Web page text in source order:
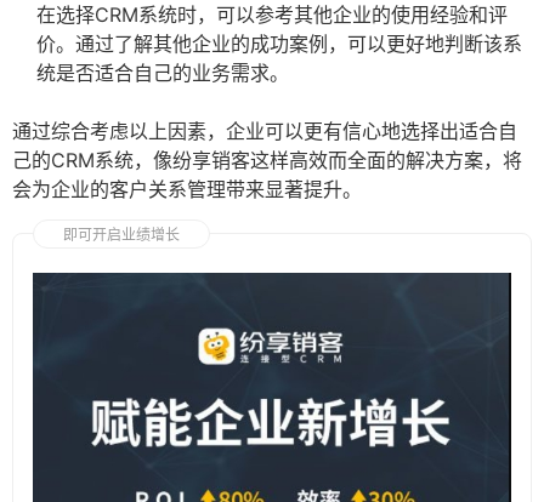
在选择CRM系统时，可以参考其他企业的使用经验和评
价。通过了解其他企业的成功案例，可以更好地判断该系
统是否适合自己的业务需求。
通过综合考虑以上因素，企业可以更有信心地选择出适合自
己的CRM系统，像纷享销客这样高效而全面的解决方案，将
会为企业的客户关系管理带来显著提升。
即可开启业绩增长